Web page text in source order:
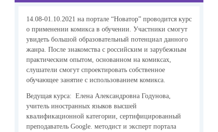
14.08-01.10.2021 на портале “Новатор” проводится курс
о применении комикса в обучении. Участники смогут
увидеть большой образовательный потенциал данного
жанра. После знакомства с российским и зарубежным
практическим опытом, основанном на комиксах,
слушатели смогут спроектировать собственное
обучающее занятие с использованием комикса.
Ведущая курса: Елена Александровна Годунова,
учитель иностранных языков высшей
квалификационной категории, сертифицированный
преподаватель Google. методист и эксперт портала